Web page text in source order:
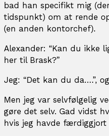
bad han specifikt mig
tidspunkt) om at rende
(en anden kontorchef).
Alexander: “Kan du ikke
her til Brask?”
Jeg: “Det kan du da….”,
Men jeg var selvfølgelig
gøre det selv. Gad vidst
hvis jeg havde